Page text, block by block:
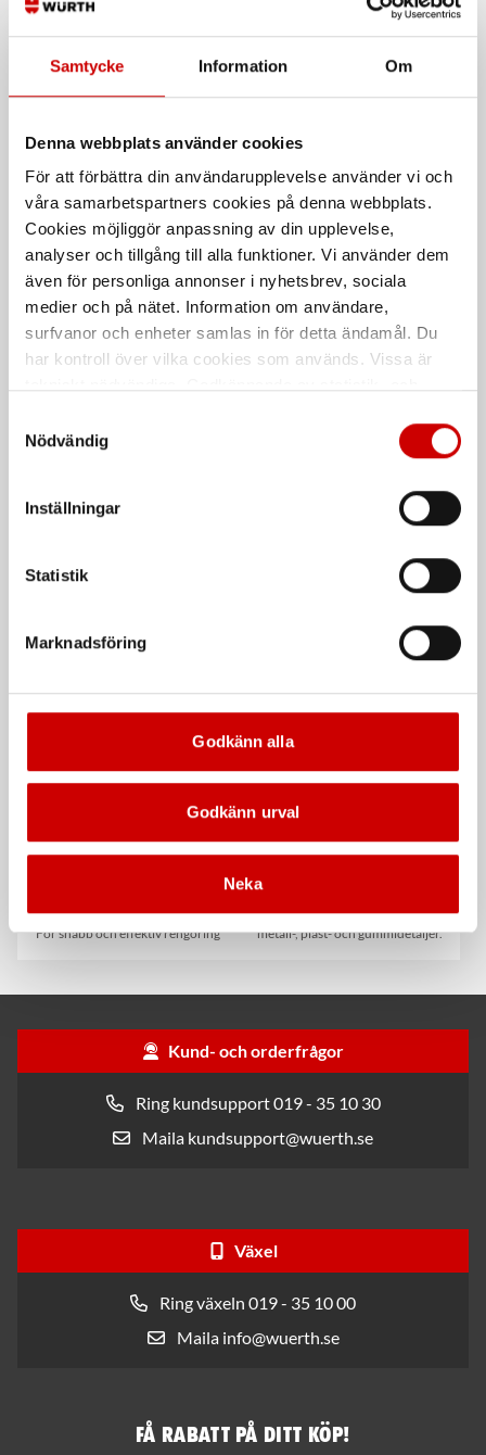
Samtycke Information Om
Denna webbplats använder cookies
För att förbättra din användarupplevelse använder vi och
våra samarbetspartners cookies på denna webbplats.
Cookies möjliggör anpassning av din upplevelse,
analyser och tillgång till alla funktioner. Vi använder dem
även för personliga annonser i nyhetsbrev, sociala
medier och på nätet. Information om användare,
surfvanor och enheter samlas in för detta ändamål. Du
har kontroll över vilka cookies som används. Vissa är
länder utanför EU med olika dataskyddsnormer. Genom
att godkänna samtycker du till sådana överföringar. Läs
Nödvändig
Inställningar
Statistik
Marknadsföring
Godkänn alla
Godkänn urval
Neka
Insexhylsa Würth 1/2"
Metrisk, längd 60 mm
Bits INSEX 30 mm
INSEX bits 10 mm, längd 30 mm
De som köpte, köpte även
Kampanj
Dispenserbox med 100 st.
Kampanj
För snabb och effektiv rengöring
Kampanj
Cyanoakrylatlim för limning av
metall-, plast- och gummidetaljer.
Kund- och orderfrågor
Ring kundsupport 019 - 35 10 30
Maila kundsupport@wuerth.se
Växel
Ring växeln 019 - 35 10 00
Maila info@wuerth.se
Få rabatt på ditt köp!